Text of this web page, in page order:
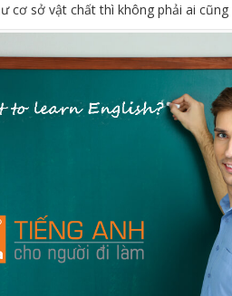
cơ sở vật chất thì không phải ai